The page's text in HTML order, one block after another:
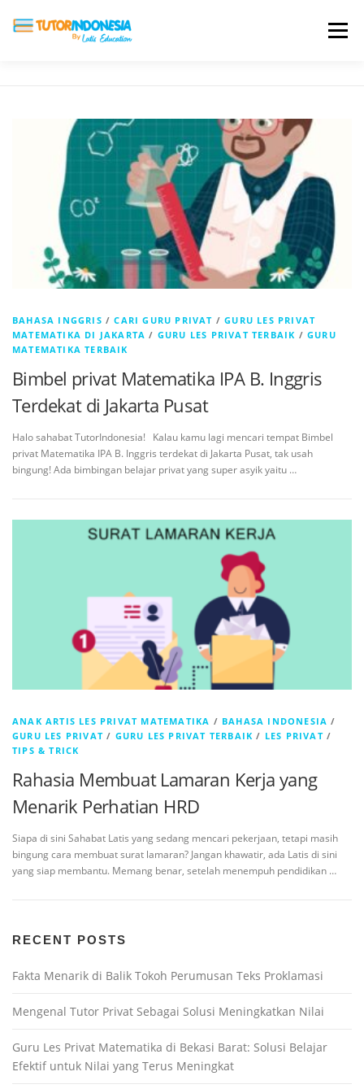
Menu
BIAYA LES TESTIMONI PROFIL ALUMNI
DAFTAR SEKOLAH
BAHASA INGGRIS /CARI GURU PRIVAT /GURU LES PRIVAT
MATEMATIKA DI JAKARTA / GURU LES PRIVAT TERBAIK /GURU
MATEMATIKA TERBAIK
Bimbel privat Matematika IPA B. Inggris
Terdekat di Jakarta Pusat
Halo sahabat TutorIndonesia! Kalau kamu lagi mencari tempat Bimbel
privat Matematika IPA B. Inggris terdekat di Jakarta Pusat, tak usah
bingung! Ada bimbingan belajar privat yang super asyik yaitu …
ANAK ARTIS LES PRIVAT MATEMATIKA / BAHASA INDONESIA /
GURU LES PRIVAT / GURU LES PRIVAT TERBAIK / LES PRIVAT/
TIPS & TRICK
Rahasia Membuat Lamaran Kerja yang
Menarik Perhatian HRD
Siapa di sini Sahabat Latis yang sedang mencari pekerjaan, tetapi masih
bingung cara membuat surat lamaran? Jangan khawatir, ada Latis di sini
yang siap membantu. Memang benar, setelah menempuh pendidikan …
RECENT POSTS
Fakta Menarik di Balik Tokoh Perumusan Teks Proklamasi
Mengenal Tutor Privat Sebagai Solusi Meningkatkan Nilai
Guru Les Privat Matematika di Bekasi Barat: Solusi Belajar
Efektif untuk Nilai yang Terus Meningkat